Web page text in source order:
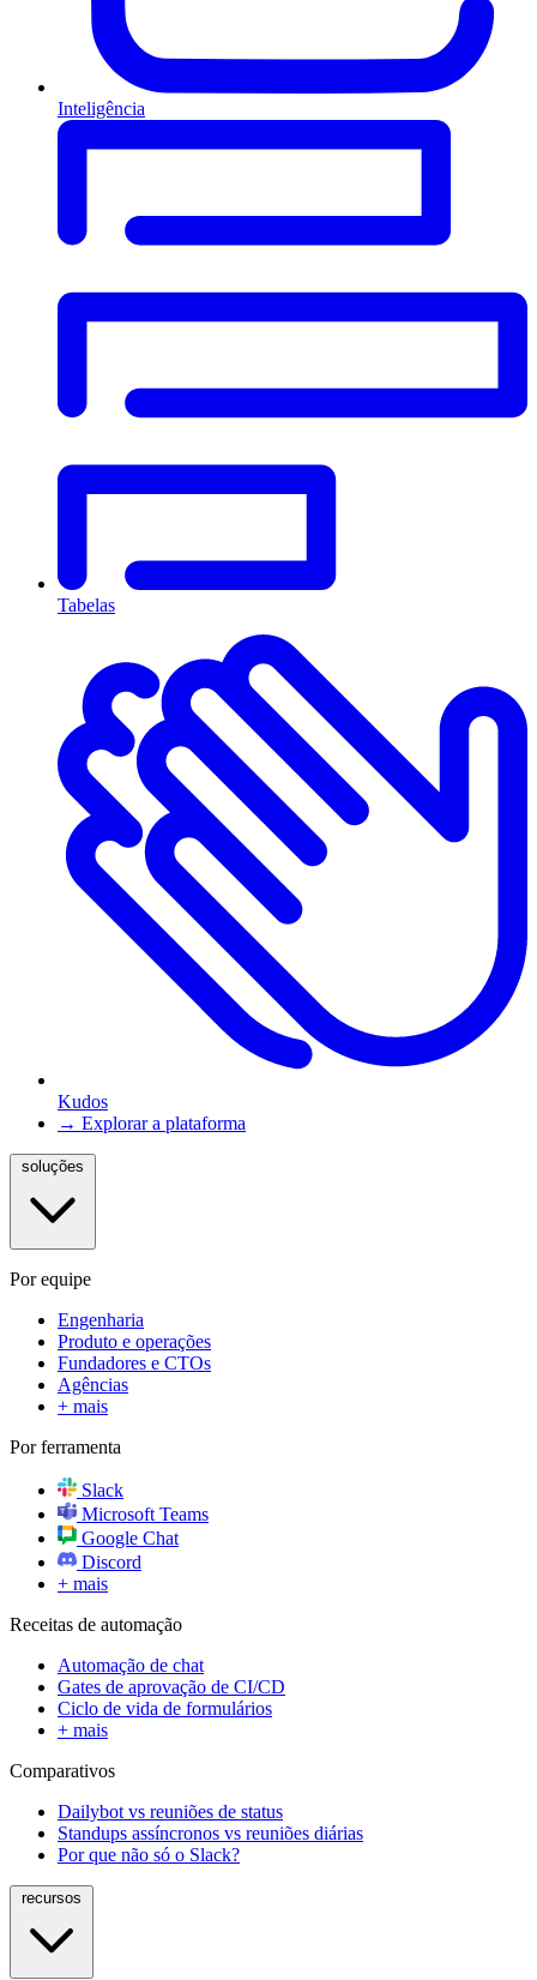
Inteligência
Tabelas
Kudos
→ Explorar a plataforma
Por equipe
Engenharia
Produto e operações
Fundadores e CTOs
Agências
+ mais
Por ferramenta
Slack
Microsoft Teams
Google Chat
Discord
+ mais
Receitas de automação
Automação de chat
Gates de aprovação de CI/CD
Ciclo de vida de formulários
+ mais
Comparativos
Dailybot vs reuniões de status
Standups assíncronos vs reuniões diárias
Por que não só o Slack?